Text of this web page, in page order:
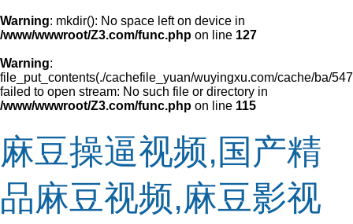
Warning: mkdir(): No space left on device in
/www/wwwroot/Z3.com/func.php on line 127
Warning:
file_put_contents(./cachefile_yuan/wuyingxu.com/cache/ba/
failed to open stream: No such file or directory in
/www/wwwroot/Z3.com/func.php on line 115
麻豆操逼视频,国产精
品麻豆视频,麻豆影视